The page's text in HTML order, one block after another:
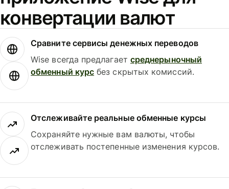
конвертации валют
Сравните сервисы денежных переводов
Wise всегда предлагает среднерыночный
обменный курс без скрытых комиссий.
Отслеживайте реальные обменные курсы
Сохраняйте нужные вам валюты, чтобы
отслеживать постепенные изменения курсов.